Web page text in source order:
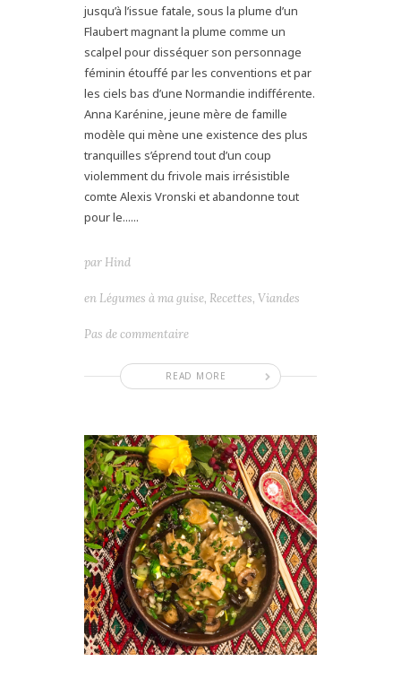
jusqu’à l’issue fatale, sous la plume d’un
Flaubert magnant la plume comme un
scalpel pour disséquer son personnage
féminin étouffé par les conventions et par
les ciels bas d’une Normandie indifférente.
Anna Karénine, jeune mère de famille
modèle qui mène une existence des plus
tranquilles s’éprend tout d’un coup
violemment du frivole mais irrésistible
comte Alexis Vronski et abandonne tout
pour le......
READ MORE
par Hind
en Légumes à ma guise, Recettes, Viandes
Pas de commentaire